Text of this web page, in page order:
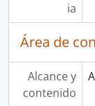
ia
Área de
Alcance y
contenido